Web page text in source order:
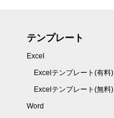
テンプレート
Excel
Excelテンプレート(有料)
Excelテンプレート(無料)
Word